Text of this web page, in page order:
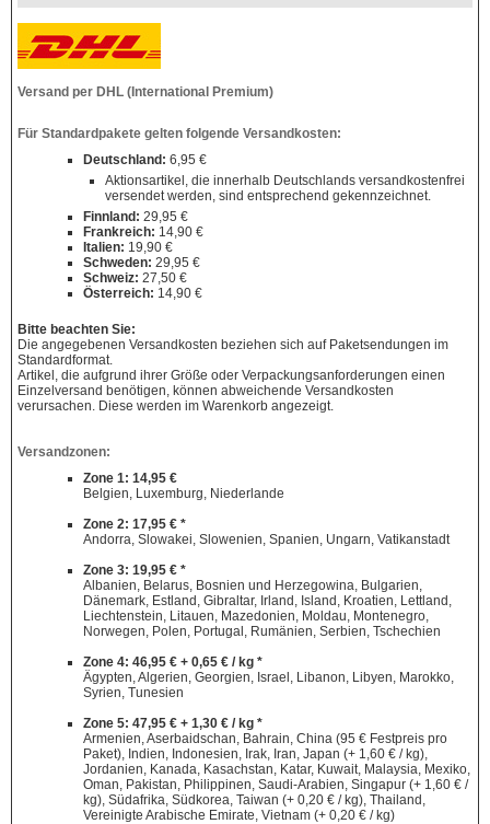
Versand per DHL (International Premium)
Für Standardpakete gelten folgende Versandkosten:
Deutschland: 6,95 €
Aktionsartikel, die innerhalb Deutschlands versandkostenfrei
versendet werden, sind entsprechend gekennzeichnet.
Finnland: 29,95 €
Frankreich: 14,90 €
Italien: 19,90 €
Schweden: 29,95 €
Schweiz: 27,50 €
Österreich: 14,90 €
Bitte beachten Sie:
Die angegebenen Versandkosten beziehen sich auf Paketsendungen im
Standardformat.
Artikel, die aufgrund ihrer Größe oder Verpackungsanforderungen einen
Einzelversand benötigen, können abweichende Versandkosten
verursachen. Diese werden im Warenkorb angezeigt.
Versandzonen:
Zone 1: 14,95 €
Belgien, Luxemburg, Niederlande
Zone 2: 17,95 € *
Andorra, Slowakei, Slowenien, Spanien, Ungarn, Vatikanstadt
Zone 3: 19,95 € *
Albanien, Belarus, Bosnien und Herzegowina, Bulgarien,
Dänemark, Estland, Gibraltar, Irland, Island, Kroatien, Lettland,
Liechtenstein, Litauen, Mazedonien, Moldau, Montenegro,
Norwegen, Polen, Portugal, Rumänien, Serbien, Tschechien
Zone 4: 46,95 € + 0,65 € / kg *
Ägypten, Algerien, Georgien, Israel, Libanon, Libyen, Marokko,
Syrien, Tunesien
Zone 5: 47,95 € + 1,30 € / kg *
Armenien, Aserbaidschan, Bahrain, China (95 € Festpreis pro
Paket), Indien, Indonesien, Irak, Iran, Japan (+ 1,60 € / kg),
Jordanien, Kanada, Kasachstan, Katar, Kuwait, Malaysia, Mexiko,
Oman, Pakistan, Philippinen, Saudi-Arabien, Singapur (+ 1,60 € /
kg), Südafrika, Südkorea, Taiwan (+ 0,20 € / kg), Thailand,
Vereinigte Arabische Emirate, Vietnam (+ 0,20 € / kg)